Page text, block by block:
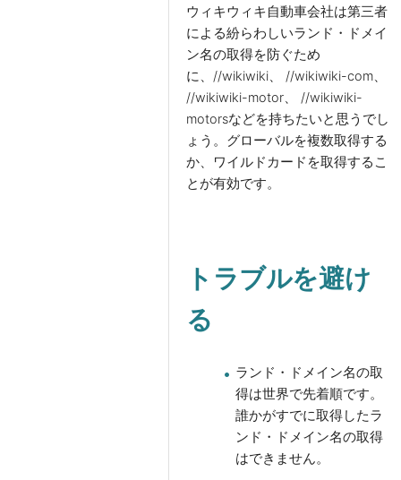
ウィキウィキ自動車会社は第三者
による紛らわしいランド・ドメイ
ン名の取得を防ぐため
に、//wikiwiki、 //wikiwiki-com、
//wikiwiki-motor、 //wikiwiki-
motorsなどを持ちたいと思うでし
ょう。グローバルを複数取得する
か、ワイルドカードを取得するこ
とが有効です。
トラブルを避け
る
ランド・ドメイン名の取
得は世界で先着順です。
誰かがすでに取得したラ
ンド・ドメイン名の取得
はできません。